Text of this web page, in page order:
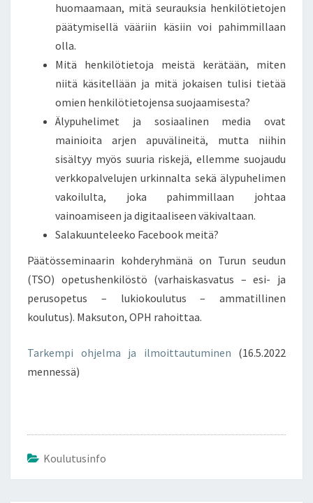
huomaamaan, mitä seurauksia henkilötietojen
päätymisellä vääriin käsiin voi pahimmillaan
olla.
Mitä henkilötietoja meistä kerätään, miten
niitä käsitellään ja mitä jokaisen tulisi tietää
omien henkilötietojensa suojaamisesta?
Älypuhelimet ja sosiaalinen media ovat
mainioita arjen apuvälineitä, mutta niihin
sisältyy myös suuria riskejä, ellemme suojaudu
verkkopalvelujen urkinnalta sekä älypuhelimen
vakoilulta, joka pahimmillaan johtaa
vainoamiseen ja digitaaliseen väkivaltaan.
Salakuunteleeko Facebook meitä?
Päätösseminaarin kohderyhmänä on Turun seudun
(TSO) opetushenkilöstö (varhaiskasvatus – esi- ja
perusopetus – lukiokoulutus – ammatillinen
koulutus). Maksuton, OPH rahoittaa.
Tarkempi ohjelma ja ilmoittautuminen (16.5.2022
mennessä)
Koulutusinfo